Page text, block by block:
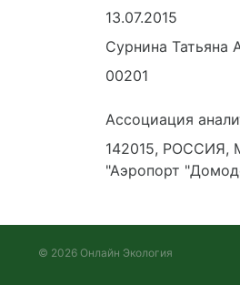
13.07.2015
Сурнина Татьяна
00201
Ассоциация
142015, РОССИЯ,
"Аэропорт
© 2026 Онлайн Экология